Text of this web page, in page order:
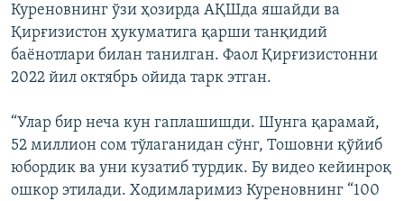
Куреновнинг ўзи ҳозирда АҚШда яшайди ва
Қирғизистон ҳукуматига қарши танқидий
баёнотлари билан танилган. Фаол Қирғизистонни
2022 йил октябрь ойида тарк этган.
“Улар бир неча кун гаплашишди. Шунга қарамай,
52 миллион сом тўлаганидан сўнг, Тошовни қўйиб
юбордик ва уни кузатиб турдик. Бу видео кейинроқ
ошкор этилади. Ходимларимиз Куреновнинг “100